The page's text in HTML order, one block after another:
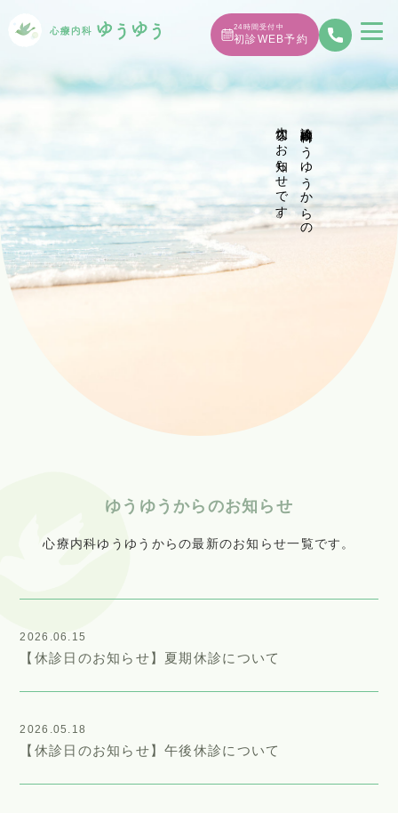
24時間受付中
初診WEB予約
診療内科ゆうゆうからの
大切なお知らせです。
ゆうゆうからのお知らせ
心療内科ゆうゆうからの最新のお知らせ一覧です。
2026.06.15
【休診日のお知らせ】夏期休診について
2026.05.18
【休診日のお知らせ】午後休診について